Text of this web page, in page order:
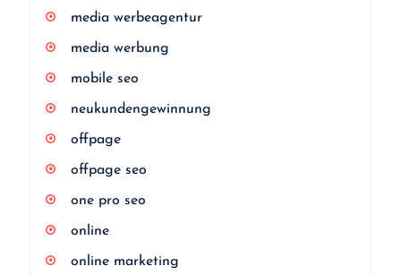
media werbeagentur
media werbung
mobile seo
neukundengewinnung
offpage
offpage seo
one pro seo
online
online marketing